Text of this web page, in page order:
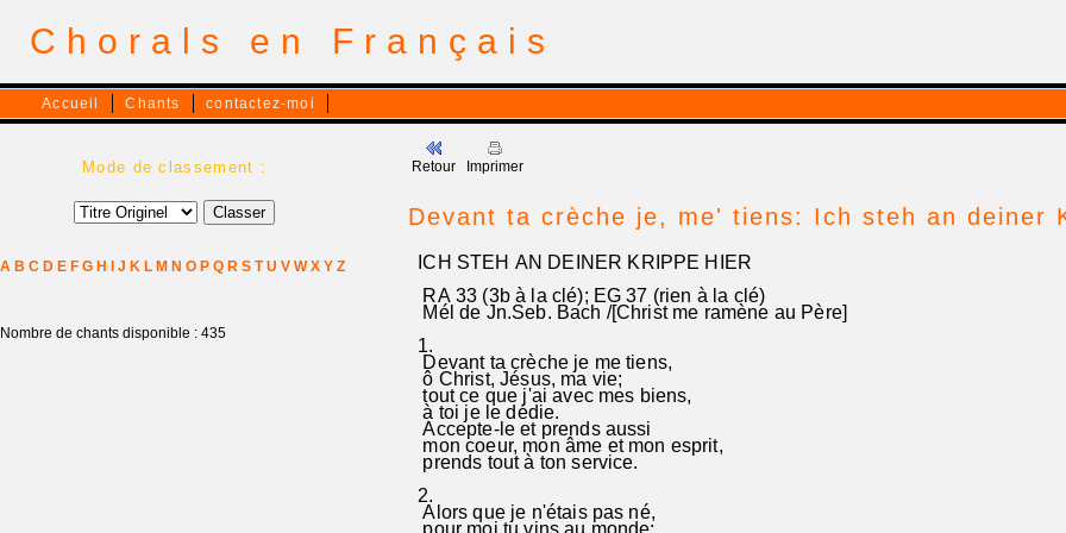
Chorals en Français
Accueil Chants contactez-moi
Mode de classement :
A B C D E F G H J K L M N O P Q R S T U V W X Y Z
Nombre de chants disponible : 435
Retour Imprimer
Devant ta crèche je, me' tiens: Ich steh an deiner
ICH STEH AN DEINER KRIPPE HIER
RA 33 (3b à la clé); EG 37 (rien à la clé)
Mél de Jn.Seb. Bach /[Christ me ramène au Père]
1.
Devant ta crèche je me tiens,
ô Christ, Jésus, ma vie;
tout ce que j'ai avec mes biens,
à toi je le dédie.
Accepte-le et prends aussi
mon coeur, mon âme et mon esprit,
prends tout à ton service.
2.
Alors que je n'étais pas né,
pour moi tu vins au monde;